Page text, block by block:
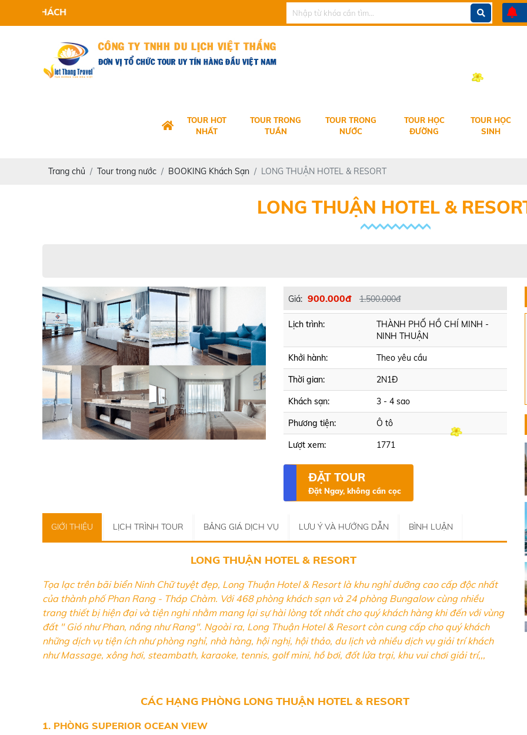
VIET THANG TRAVEL KÍNH CHÀO QUÝ KHÁCH
TOUR HOT
NHẤT
TOUR TRONG
TUẦN
TOUR TRONG
NƯỚC
TOUR HỌC
ĐƯỜNG
TOUR HỌC
SINH
Trang chủ Tour trong nước BOOKING Khách Sạn LONG THUẬN HOTEL & RESORT
LONG THUẬN HOTEL &
Giá: 900.000đ 1.500.000đ
Lịch trình:
THÀNH PHỐ HỒ CHÍ MINH -
NINH THUẬN
Khởi hành: Theo yêu cầu
Thời gian: 2N1Đ
Khách sạn: 3 - 4 sao
Phương tiện: Ô tô
Lượt xem: 1771
ĐẶT TOUR
Đặt Ngay, không cần cọc
GIỚI THIỆU LỊCH TRÌNH TOUR BẢNG GIÁ DỊCH VỤ LƯU Ý VÀ HƯỚNG DẪN BÌNH LUẬN
LONG THUẬN HOTEL & RESORT
Tọa lạc trên bãi biển Ninh Chữ tuyệt đẹp, Long Thuận Hotel & Resort là khu nghỉ dưỡng cao cấp độc nhất
của thành phố Phan Rang - Tháp Chàm. Với 468 phòng khách sạn và 24 phòng Bungalow cùng nhiều
trang thiết bị hiện đại và tiện nghi nhằm mang lại sự hài lòng tốt nhất cho quý khách hàng khi đến với vùng
đất " Gió như Phan, nắng như Rang". Ngoài ra, Long Thuận Hotel & Resort còn cung cấp cho quý khách
những dịch vụ tiện ích như phòng nghỉ, nhà hàng, hội nghị, hội thảo, du lịch và nhiều dịch vụ giải trí khách
như Massage, xông hơi, steambath, karaoke, tennis, golf mini, hồ bơi, đốt lửa trại, khu vui chơi giải trí,,,
CÁC HẠNG PHÒNG LONG THUẬN HOTEL & RESORT
1. PHÒNG SUPERIOR OCEAN VIEW